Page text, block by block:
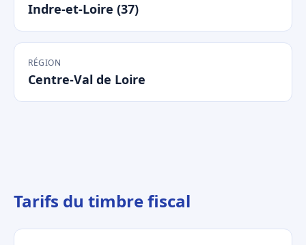
Indre-et-Loire (37)
RÉGION
Centre-Val de Loire
Tarifs du timbre fiscal